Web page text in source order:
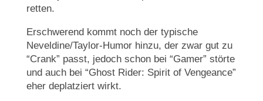
retten.
Erschwerend kommt noch der typische
Neveldine/Taylor-Humor hinzu, der zwar gut zu
“Crank” passt, jedoch schon bei “Gamer” störte
und auch bei “Ghost Rider: Spirit of Vengeance”
eher deplatziert wirkt.